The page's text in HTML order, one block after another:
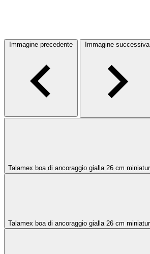
Immagine precedente Immagine successiva